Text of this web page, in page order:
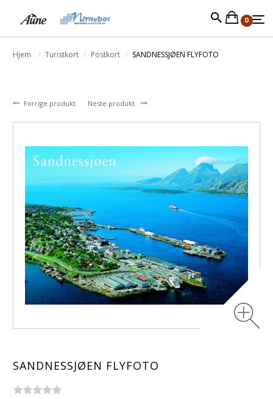
0
Hjem Turistkort Postkort SANDNESSJØEN FLYFOTO
Forrige produkt Neste produkt
SANDNESSJØEN FLYFOTO